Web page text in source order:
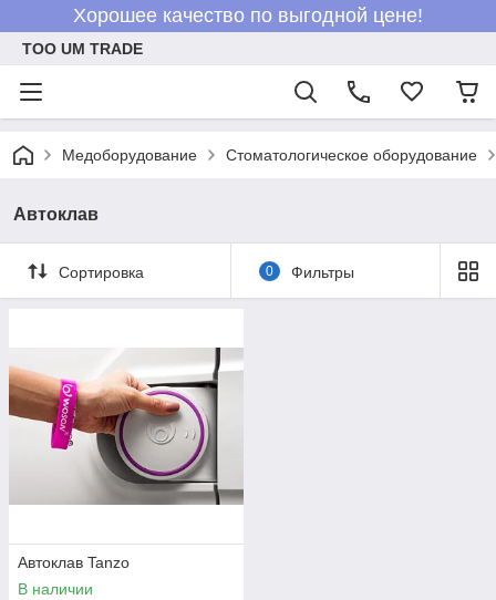
Хорошее качество по выгодной цене!
ТОО UM TRADE
Медоборудование Стоматологическое оборудование
Автоклав
Сортировка 0 Фильтры
Автоклав Tanzo
В наличии